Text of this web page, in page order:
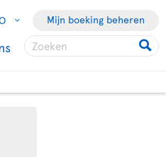
Mijn boeking beheren